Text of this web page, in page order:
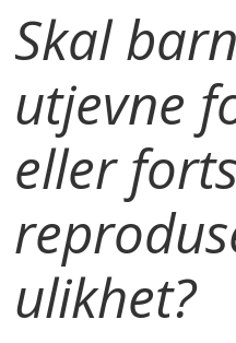
Skal
utjevne
eller
ulikhet?